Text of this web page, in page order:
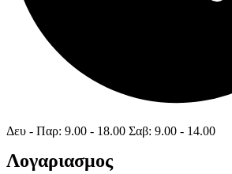
Δευ - Παρ: 9.00 - 18.00 Σαβ: 9.00 - 14.00
Λογαριασμος